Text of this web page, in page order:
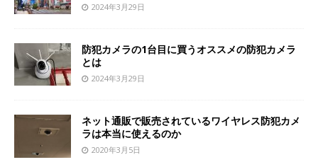
2024年3月29日
防犯カメラの1台目に買うオススメの防犯カメラ
とは
2024年3月29日
ネット通販で販売されているワイヤレス防犯カメ
ラは本当に使えるのか
2020年3月5日